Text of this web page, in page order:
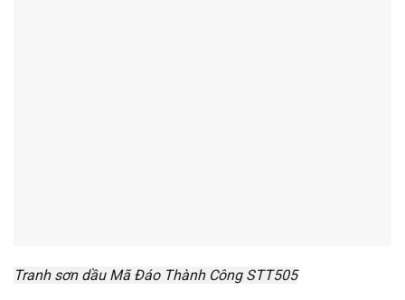
Tranh sơn dầu Mã Đáo Thành Công STT505